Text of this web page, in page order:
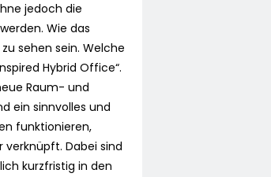
jedoch die
Wie das
sehen sein. Welche
Hybrid Office“.
Raum- und
ein sinnvolles und
funktionieren,
Dabei sind
kurzfristig in den